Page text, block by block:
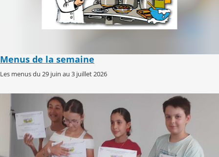
Menus de la semaine
Les menus du 29 juin au 3 juillet 2026